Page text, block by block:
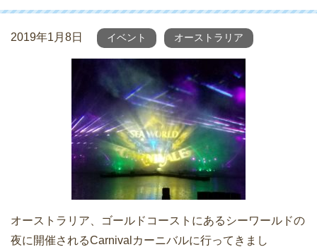
2019年1月8日 イベント オーストラリア
オーストラリア、ゴールドコーストにあるシーワールドの
夜に開催されるCarnivalカーニバルに行ってきまし